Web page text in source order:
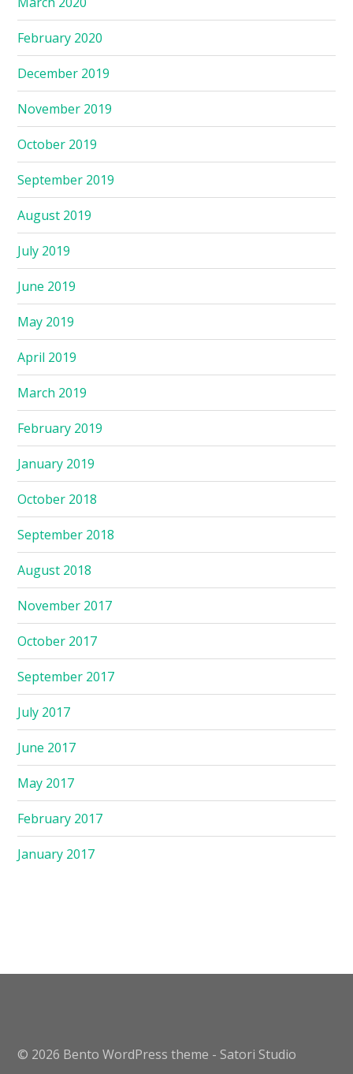
February 2020
December 2019
November 2019
October 2019
September 2019
August 2019
July 2019
June 2019
May 2019
April 2019
March 2019
February 2019
January 2019
October 2018
September 2018
August 2018
November 2017
October 2017
September 2017
July 2017
June 2017
May 2017
February 2017
January 2017
© 2026 Bento WordPress theme - Satori Studio